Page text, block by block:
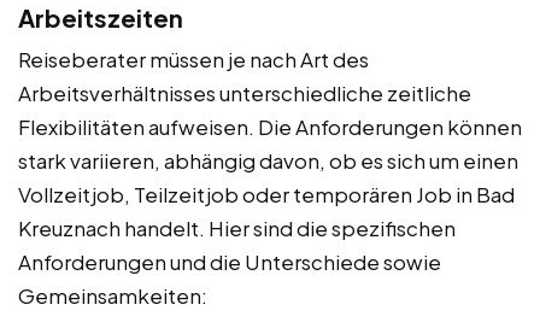
Arbeitszeiten
Reiseberater müssen je nach Art des
Arbeitsverhältnisses unterschiedliche zeitliche
Flexibilitäten aufweisen. Die Anforderungen können
stark variieren, abhängig davon, ob es sich um einen
Vollzeitjob, Teilzeitjob oder temporären Job in Bad
Kreuznach handelt. Hier sind die spezifischen
Anforderungen und die Unterschiede sowie
Gemeinsamkeiten: